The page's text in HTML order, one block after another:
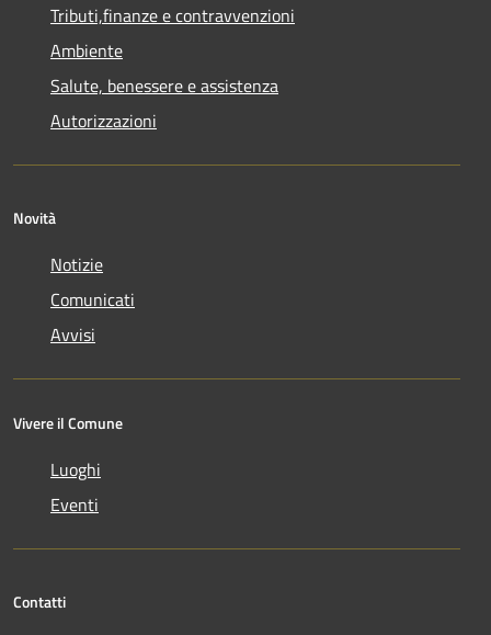
Tributi,finanze e contravvenzioni
Ambiente
Salute, benessere e assistenza
Autorizzazioni
Novità
Notizie
Comunicati
Avvisi
Vivere il Comune
Luoghi
Eventi
Contatti